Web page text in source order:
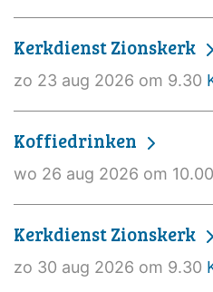
Kerkdienst Zionskerk
zo 23 aug 2026 om 9.30
Koffiedrinken
wo 26 aug 2026 om
Kerkdienst Zionskerk
zo 30 aug 2026 om 9.30